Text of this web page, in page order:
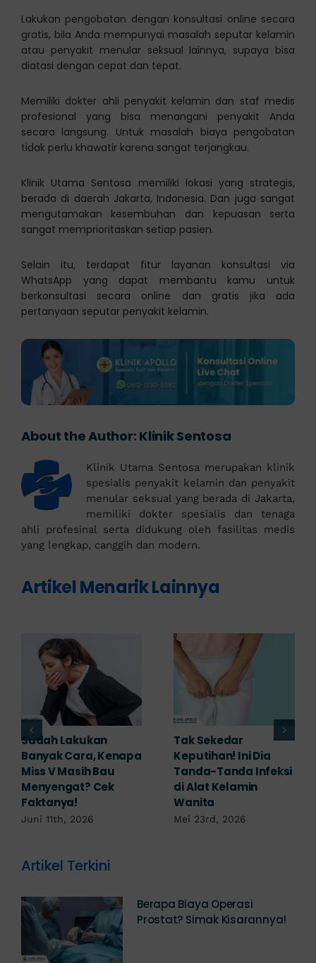
Lakukan pengobatan dengan konsultasi online secara
gratis, bila Anda mempunyai masalah seputar kelamin
atau penyakit menular seksual lainnya, supaya bisa
diatasi dengan cepat dan tepat.
Memiliki dokter ahli penyakit kelamin dan staf medis
profesional yang bisa menangani penyakit Anda
secara langsung. Untuk masalah biaya pengobatan
tidak perlu khawatir karena sangat terjangkau.
Klinik Utama Sentosa memiliki lokasi yang strategis,
berada di daerah Jakarta, Indonesia. Dan juga sangat
mengutamakan kesembuhan dan kepuasan serta
sangat memprioritaskan setiap pasien.
Selain itu, terdapat fitur layanan konsultasi via
WhatsApp yang dapat membantu kamu untuk
berkonsultasi secara online dan gratis jika ada
pertanyaan seputar penyakit kelamin.
About the Author: Klinik Sentosa
Klinik Utama Sentosa merupakan klinik
spesialis penyakit kelamin dan penyakit
menular seksual yang berada di Jakarta,
memiliki dokter spesialis dan tenaga
ahli profesinal serta didukung oleh fasilitas medis
yang lengkap, canggih dan modern.
Artikel Menarik Lainnya
Adakah Cara Medis
untuk
Mengembalikan
Selaput Dara yang
Robek? Ini Penjelasan
Dokter!
5 Saran Dokter
Mengobati Vagina
Bengkak Akibat
Infeksi, Cek di Sini!
Mei 17th, 2026
Berapa Biaya Operasi